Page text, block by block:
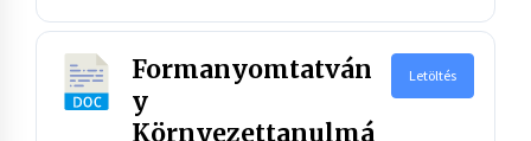
Formanyomtatván
y
Környezettanulmá
Letöltés